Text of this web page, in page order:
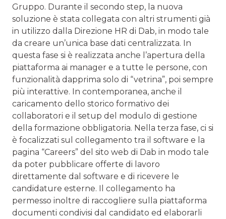
Gruppo. Durante il secondo step, la nuova
soluzione è stata collegata con altri strumenti già
in utilizzo dalla Direzio­ne HR di Dab, in modo tale
da creare un’unica base dati centralizzata. In
questa fase si è realizzata anche l’apertu­ra della
piattaforma ai manager e a tutte le persone, con
funzionalità dapprima solo di “vetrina”, poi sempre
più interattive. In contemporanea, anche il
caricamento dello storico formativo dei
collaboratori e il setup del modulo di gestione
della formazione obbligatoria. Nella terza fase, ci si
è focalizzati sul collegamento tra il software e la
pagina “Careers” del sito web di Dab in modo tale
da poter pubbli­care offerte di lavoro
direttamente dal software e di rice­vere le
candidature esterne. Il collegamento ha
permesso inoltre di raccogliere sulla piattaforma
documenti condivisi dal candidato ed elaborarli